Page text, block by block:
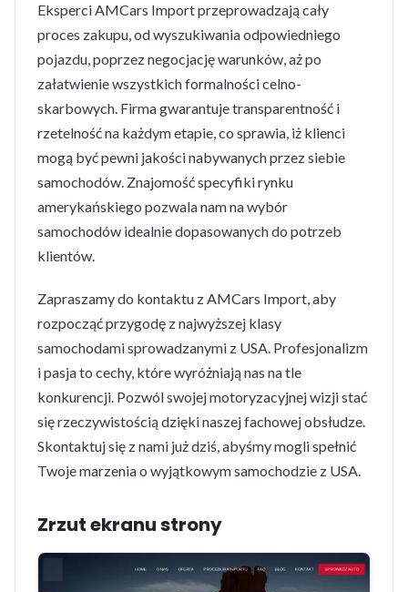
Eksperci AMCars Import przeprowadzają cały
proces zakupu, od wyszukiwania odpowiedniego
pojazdu, poprzez negocjację warunków, aż po
załatwienie wszystkich formalności celno-
skarbowych. Firma gwarantuje transparentność i
rzetelność na każdym etapie, co sprawia, iż klienci
mogą być pewni jakości nabywanych przez siebie
samochodów. Znajomość specyfiki rynku
amerykańskiego pozwala nam na wybór
samochodów idealnie dopasowanych do potrzeb
klientów.
Zapraszamy do kontaktu z AMCars Import, aby
rozpocząć przygodę z najwyższej klasy
samochodami sprowadzanymi z USA. Profesjonalizm
i pasja to cechy, które wyróżniają nas na tle
konkurencji. Pozwól swojej motoryzacyjnej wizji stać
się rzeczywistością dzięki naszej fachowej obsłudze.
Skontaktuj się z nami już dziś, abyśmy mogli spełnić
Twoje marzenia o wyjątkowym samochodzie z USA.
Zrzut ekranu strony